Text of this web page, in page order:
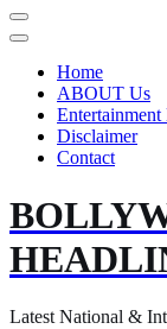
Home
ABOUT Us
Entertainment
Disclaimer
Contact
Latest National &